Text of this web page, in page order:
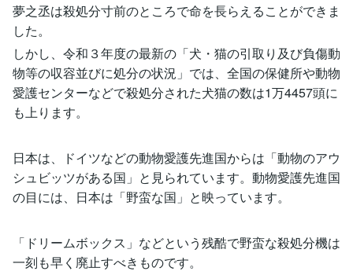
夢之丞は殺処分寸前のところで命を長らえることができま
した。
しかし、令和３年度の最新の「犬・猫の引取り及び負傷動
物等の収容並びに処分の状況」では、全国の保健所や動物
愛護センターなどで殺処分された犬猫の数は1万4457頭に
も上ります。
日本は、ドイツなどの動物愛護先進国からは「動物のアウ
シュビッツがある国」と見られています。動物愛護先進国
の目には、日本は「野蛮な国」と映っています。
「ドリームボックス」などという残酷で野蛮な殺処分機は
一刻も早く廃止すべきものです。